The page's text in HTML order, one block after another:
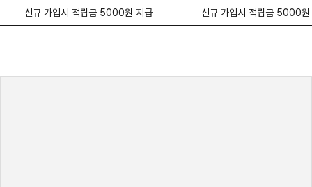
신규 가입시 적립금 5000원 지급 신규 가입시 적립금 5000원